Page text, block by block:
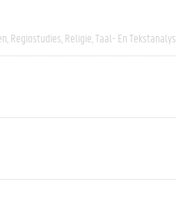
Regiostudies Religie Taal- En